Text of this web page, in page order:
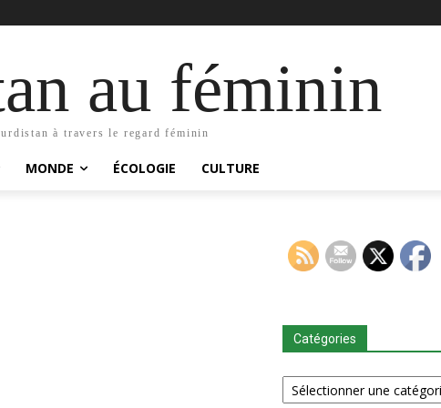
au féminin
à travers le regard féminin
MONDE ÉCOLOGIE CULTURE
Catégories
Catégories